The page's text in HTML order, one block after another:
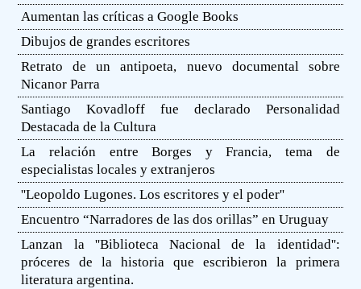
Aumentan las críticas a Google Books
Dibujos de grandes escritores
Retrato de un antipoeta, nuevo documental sobre
Nicanor Parra
Santiago Kovadloff fue declarado Personalidad
Destacada de la Cultura
La relación entre Borges y Francia, tema de
especialistas locales y extranjeros
''Leopoldo Lugones. Los escritores y el poder''
Encuentro “Narradores de las dos orillas” en Uruguay
Lanzan la ''Biblioteca Nacional de la identidad'':
próceres de la historia que escribieron la primera
literatura argentina.